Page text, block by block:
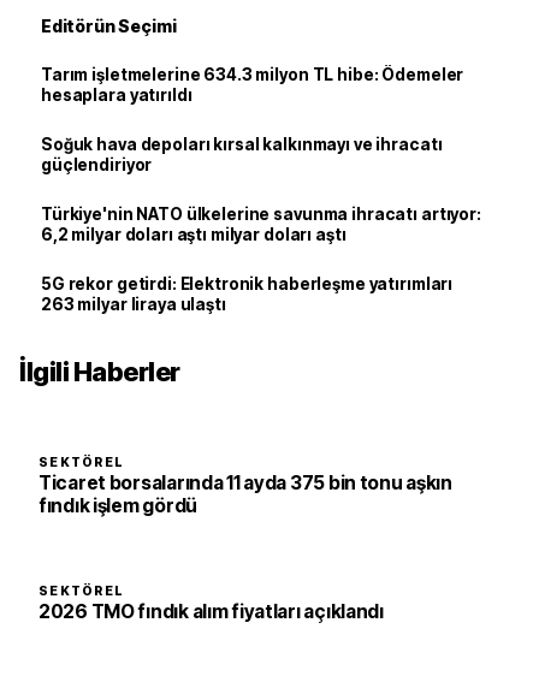
Editörün Seçimi
Tarım işletmelerine 634.3 milyon TL hibe: Ödemeler
hesaplara yatırıldı
Soğuk hava depoları kırsal kalkınmayı ve ihracatı
güçlendiriyor
Türkiye'nin NATO ülkelerine savunma ihracatı artıyor:
6,2 milyar doları aştı milyar doları aştı
5G rekor getirdi: Elektronik haberleşme yatırımları
263 milyar liraya ulaştı
İlgili Haberler
SEKTÖREL
Ticaret borsalarında 11 ayda 375 bin tonu aşkın
fındık işlem gördü
SEKTÖREL
2026 TMO fındık alım fiyatları açıklandı